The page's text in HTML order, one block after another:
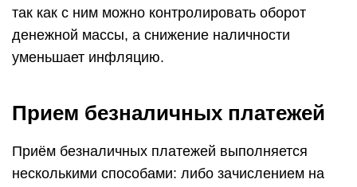
так как с ним можно контролировать оборот
денежной массы, а снижение наличности
уменьшает инфляцию.
Прием безналичных платежей
Приём безналичных платежей выполняется
несколькими способами: либо зачислением на